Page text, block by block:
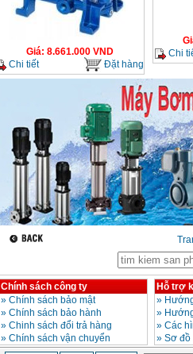
Giá: 8.661.000VND
Chi tiết
Đặt hàng
Chi
Chính sách công ty
» Chính sách bảo mật
» Chính sách bảo hành
» Chinh sách đổi trả hàng
» Chính sách vận chuyển
Hỗ trợ
»
»
» Các
» Sơ